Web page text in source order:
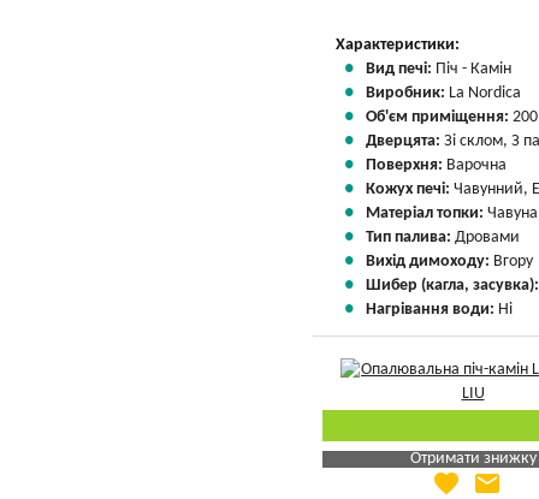
Характеристики:
Вид печі: Піч - Камін
Виробник: La Nordica
Об'єм приміщення:
Дверцята: Зі склом, З
Поверхня: Варочна
Кожух печі: Чавунний,
Матеріал топки: Чавуна
Тип палива: Дровами
Вихід димоходу: Вгору
Шибер (кагла,
Нагрівання води: Ні
Отримати знижку
Яка Ваша ціна
favorite email